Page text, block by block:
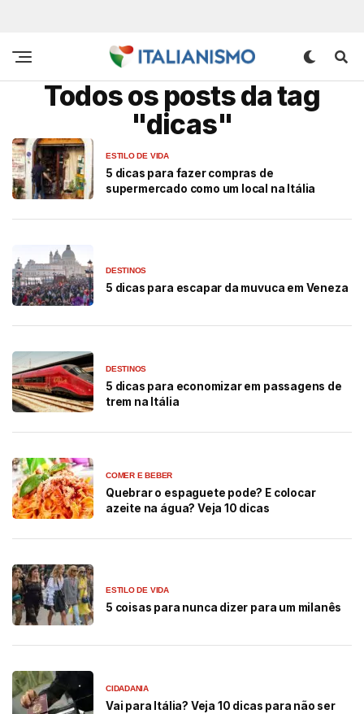
Todos os posts da tag
"dicas"
ESTILO DE VIDA
5 dicas para fazer compras de
supermercado como um local na Itália
DESTINOS
5 dicas para escapar da muvuca em Veneza
DESTINOS
5 dicas para economizar em passagens de
trem na Itália
COMER E BEBER
Quebrar o espaguete pode? E colocar
azeite na água? Veja 10 dicas
ESTILO DE VIDA
5 coisas para nunca dizer para um milanês
CIDADANIA
Vai para Itália? Veja 10 dicas para não ser